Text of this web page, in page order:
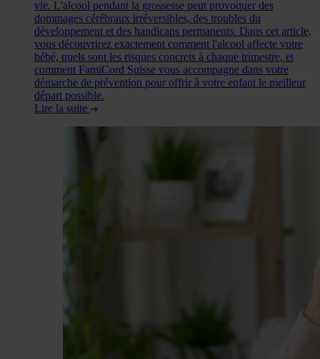
vie. L'alcool pendant la grossesse peut provoquer des
dommages cérébraux irréversibles, des troubles du
développement et des handicaps permanents. Dans cet article,
vous découvrirez exactement comment l'alcool affecte votre
bébé, quels sont les risques concrets à chaque trimestre, et
comment FamiCord Suisse vous accompagne dans votre
démarche de prévention pour offrir à votre enfant le meilleur
départ possible.
Lire la suite